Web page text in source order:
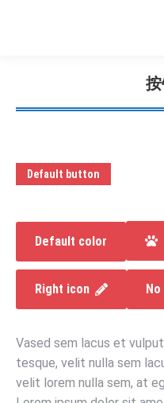
Default button
Default color
Right icon
Vased sem lacus et
tesque, velit nulla sem
velit lorem nulla sem, at